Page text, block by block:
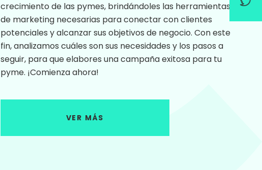
crecimiento de las pymes, brindándoles las herramientas
de marketing necesarias para conectar con clientes
potenciales y alcanzar sus objetivos de negocio. Con este
fin, analizamos cuáles son sus necesidades y los pasos a
seguir, para que elabores una campaña exitosa para tu
pyme. ¡Comienza ahora!
VER MÁS